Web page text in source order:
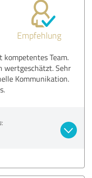
Empfehlung
Team.
wertgeschätzt. Sehr
Kommunikation.